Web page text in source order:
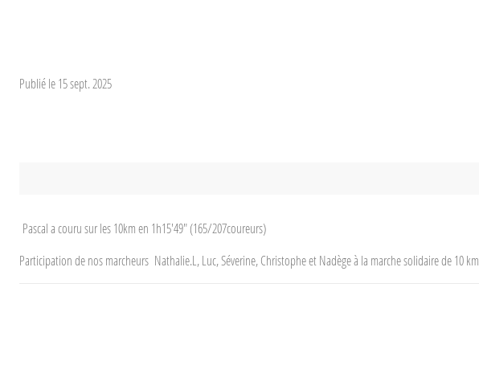
Publié le15 sept. 2025
Pascal a couru sur les 10km en 1h15'49" (165/207coureurs)
Participation de nos marcheurs Nathalie.L, Luc, Séverine, Christophe et Nadège à la marche solidaire de 10 km